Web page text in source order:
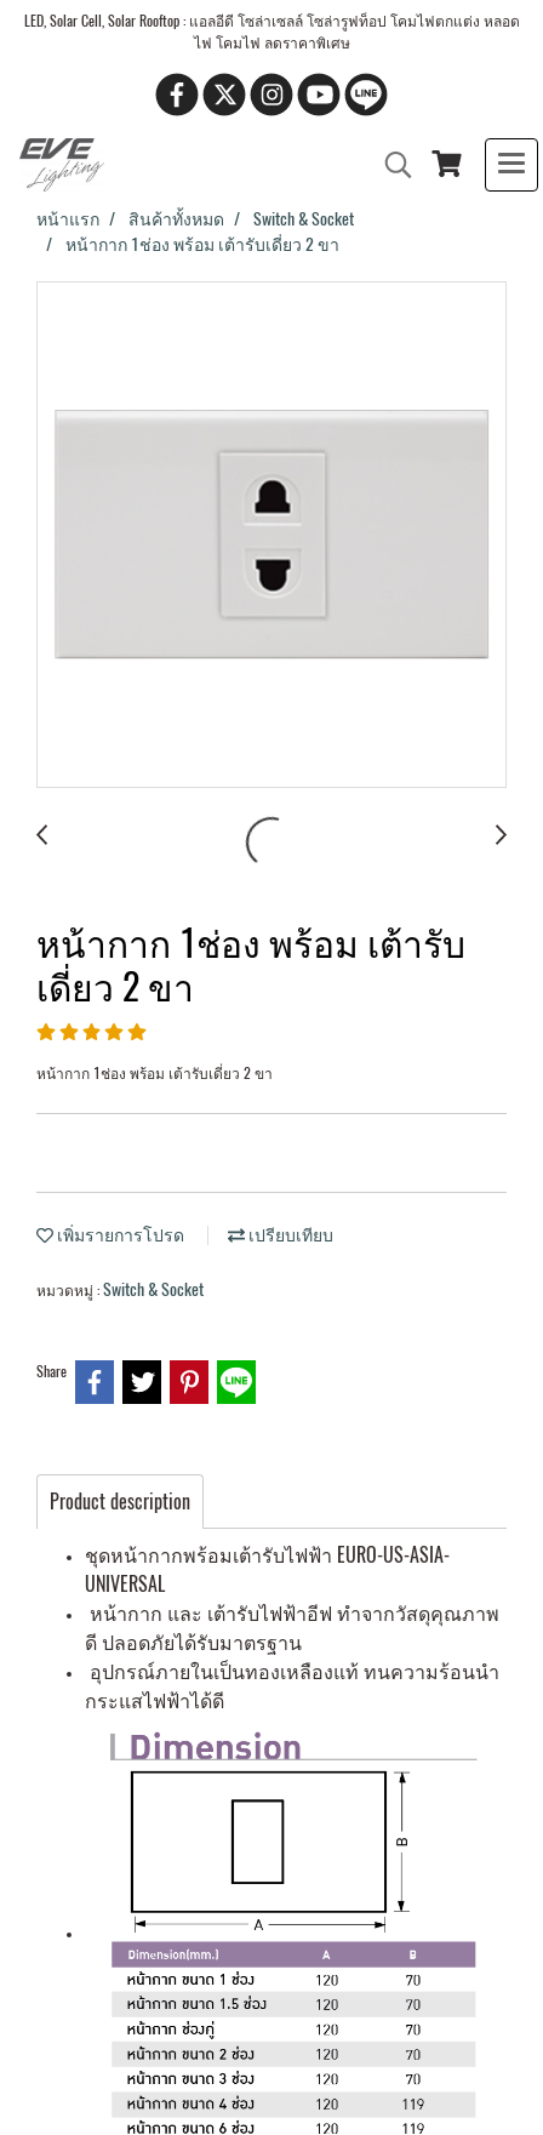
LED, Solar Cell, Solar Rooftop : แอลอีดี โซล่าเซลล์ โซล่ารูฟท็อป โคมไฟตกแต่ง หลอด
ไฟ โคมไฟ ลดราคาพิเศษ
หน้าแรก สินค้าทั้งหมด
Switch & Socket
หน้ากาก 1ช่อง พร้อม เต้ารับเดี่ยว 2 ขา
หน้ากาก 1ช่อง พร้อม เต้ารับ
เดี่ยว 2 ขา
หน้ากาก 1ช่อง พร้อม เต้ารับเดี่ยว 2 ขา
เพิ่มรายการโปรด เปรียบเทียบ
หมวดหมู่ :Switch & Socket
Share
Product description
ชุดหน้ากากพร้อมเต้ารับไฟฟ้า EURO-US-ASIA-
UNIVERSAL
หน้ากาก และ เต้ารับไฟฟ้าอีฟ ทำจากวัสดุคุณภาพ
ดี ปลอดภัยได้รับมาตรฐาน
อุปกรณ์ภายในเป็นทองเหลืองแท้ ทนความร้อนนำ
กระแสไฟฟ้าได้ดี